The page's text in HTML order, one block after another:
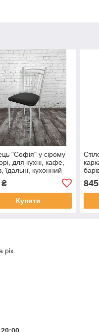
"Софія" у сірому
для кухні, кафе,
їдальні, кухонний
Купити
845
рік